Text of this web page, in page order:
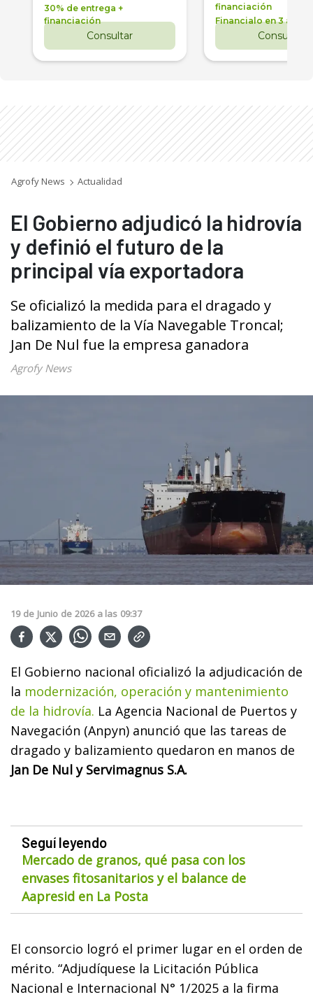
30% de entrega +
financiación
Consultar
financiación
Financialo en 3 años
Consultar
Agrofy News Actualidad
El Gobierno adjudicó la hidrovía
y definió el futuro de la
principal vía exportadora
Se oficializó la medida para el dragado y
balizamiento de la Vía Navegable Troncal;
Jan De Nul fue la empresa ganadora
Agrofy News
19 de Junio de 2026 a las 09:37
El Gobierno nacional oficializó la adjudicación de
la modernización, operación y mantenimiento
de la hidrovía. La Agencia Nacional de Puertos y
Navegación (Anpyn) anunció que las tareas de
dragado y balizamiento quedaron en manos de
Jan De Nul y Servimagnus S.A.
Seguí leyendo
Mercado de granos, qué pasa con los
envases fitosanitarios y el balance de
Aapresid en La Posta
El consorcio logró el primer lugar en el orden de
mérito. “Adjudíquese la Licitación Pública
Nacional e Internacional N° 1/2025 a la firma